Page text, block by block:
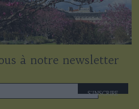
à notre newsletter
S'INSCRIRE